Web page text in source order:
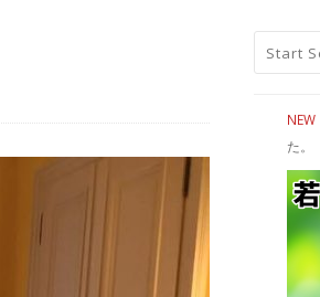
NEW
た。